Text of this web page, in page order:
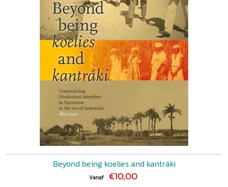
Beyond being koelies and kantráki
Vanaf €10,00